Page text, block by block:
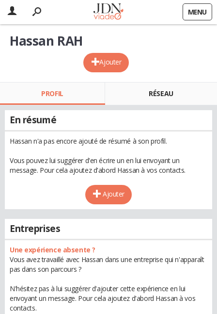
MENU
Ajouter
Hassan RAH
PROFIL RÉSEAU
En résumé
Hassan n'a pas encore ajouté de résumé à son profil.
Vous pouvez lui suggérer d'en écrire un en lui envoyant un
message. Pour cela ajoutez d'abord Hassan à vos contacts.
Ajouter
Entreprises
Une expérience absente ?
Vous avez travaillé avec Hassan dans une entreprise qui n'apparaît
pas dans son parcours ?
N'hésitez pas à lui suggérer d'ajouter cette expérience en lui
envoyant un message. Pour cela ajoutez d'abord Hassan à vos
contacts.